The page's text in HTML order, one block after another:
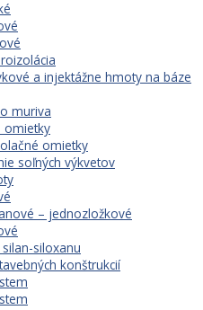
a injektážne hmoty na báze
muriva
omietky
omietky
soľných výkvetov
– jednozložkové
siloxanu
konštrukcií